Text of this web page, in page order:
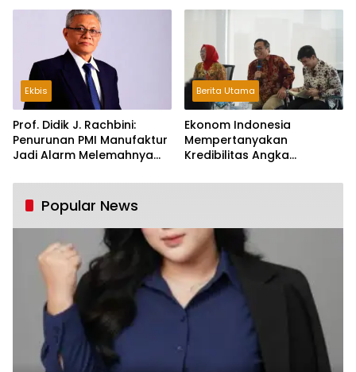
Ekbis
Prof. Didik J. Rachbini:
Penurunan PMI Manufaktur
Jadi Alarm Melemahnya
Berita Utama
Ekonom Indonesia
Mempertanyakan
Kredibilitas Angka
Tumbuh Tapi Rapuh
Popular News